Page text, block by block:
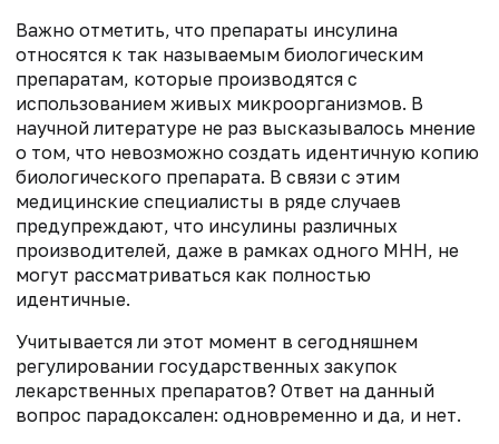
Важно отметить, что препараты инсулина
относятся к так называемым биологическим
препаратам, которые производятся с
использованием живых микроорганизмов. В
научной литературе не раз высказывалось мнение
о том, что невозможно создать идентичную копию
биологического препарата. В связи с этим
медицинские специалисты в ряде случаев
предупреждают, что инсулины различных
производителей, даже в рамках одного МНН, не
могут рассматриваться как полностью
идентичные.
Учитывается ли этот момент в сегодняшнем
регулировании государственных закупок
лекарственных препаратов? Ответ на данный
вопрос парадоксален: одновременно и да, и нет.